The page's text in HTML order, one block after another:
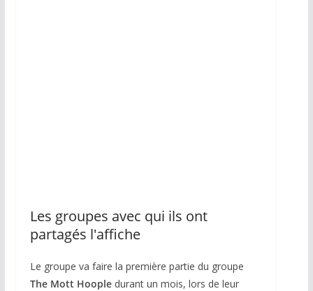
Les groupes avec qui ils ont
partagés l'affiche
Le groupe va faire la première partie du groupe
The Mott Hoopledurant un mois, lors de leur